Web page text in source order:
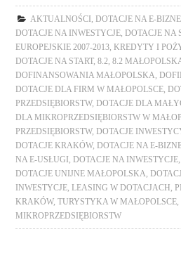
AKTUALNOŚCI ,DOTACJE NA E-
DOTACJE NA INWESTYCJE ,DOTACJE NA
EUROPEJSKIE 2007-2013 ,KREDYTY I
DOTACJE NA START,8.2 ,8.2
DOFINANSOWANIA MAŁOPOLSKA ,
DOTACJE DLA FIRM W MAŁOPOLSCE ,
PRZEDSIĘBIORSTW,DOTACJE DLA
DLA MIKROPRZEDSIĘBIORSTW W
PRZEDSIĘBIORSTW,DOTACJE
DOTACJE KRAKÓW,DOTACJE NA E-
NA E-USŁUGI
,DOTACJE NA INWESTYCJE
DOTACJE UNIJNE MAŁOPOLSKA ,
INWESTYCJE ,LEASING W DOTACJACH ,
KRAKÓW,TURYSTYKA W MAŁOPOLSCE
MIKROPRZEDSIĘBIORSTW